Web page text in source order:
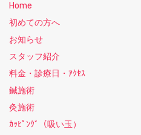
Home
初めての方へ
お知らせ
スタッフ紹介
料金・診療日・ｱｸｾｽ
鍼施術
灸施術
ｶｯﾋﾟﾝｸﾞ（吸い玉）